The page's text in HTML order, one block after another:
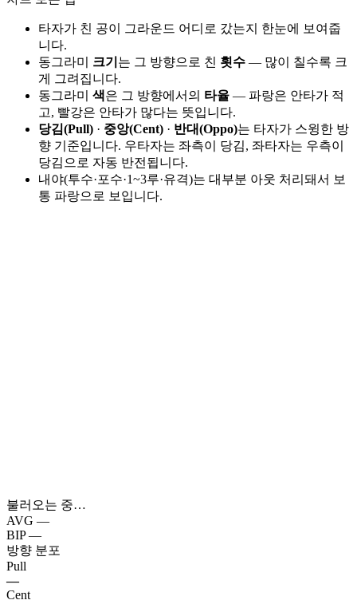
타자가 친 공이 그라운드 어디로 갔는지 한눈에 보여줍
니다.
동그라미 크기 는 그 방향으로 친 횟수 — 많이 칠수록 크
게 그려집니다.
동그라미 색은 그 방향에서의 타율 — 파랑은 안타가 적
고, 빨강은 안타가 많다는 뜻입니다.
당김(Pull) · 중앙(Cent) · 반대(Oppo)는 타자가 스윙한 방
향 기준입니다. 우타자는 좌측이 당김, 좌타자는 우측이
당김으로 자동 반전됩니다.
내야(투수·포수·1~3루·유격)는 대부분 아웃 처리돼서 보
통 파랑으로 보입니다.
불러오는 중…
AVG —
BIP —
방향 분포
Pull
—
Cent